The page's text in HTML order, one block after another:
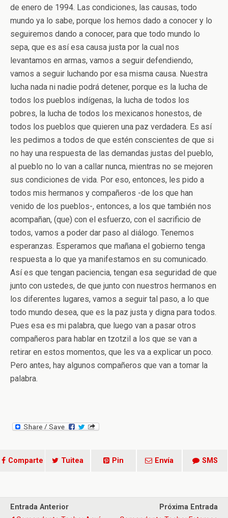
de enero de 1994. Las condiciones, las causas, todo
mundo ya lo sabe, porque los hemos dado a conocer y lo
seguiremos dando a conocer, para que todo mundo lo
sepa, que es así esa causa justa por la cual nos
levantamos en armas, vamos a seguir defendiendo,
vamos a seguir luchando por esa misma causa. Nuestra
lucha nada ni nadie podrá detener, porque es la lucha de
todos los pueblos indígenas, la lucha de todos los
pobres, la lucha de todos los mexicanos honestos, de
todos los pueblos que quieren una paz verdadera. Es así
les pedimos a todos de que estén conscientes de que si
no hay una respuesta de las demandas justas del pueblo,
al pueblo no lo van a callar nunca, mientras no se mejoren
sus condiciones de vida. Por eso, entonces, les pido a
todos mis hermanos y compañeros -de los que han
venido de los pueblos-, entonces, a los que también nos
acompañan, (que) con el esfuerzo, con el sacrificio de
todos, vamos a poder dar paso al diálogo. Tenemos
esperanzas. Esperamos que mañana el gobierno tenga
respuesta a lo que ya manifestamos en su comunicado.
Así es que tengan paciencia, tengan esa seguridad de que
junto con ustedes, de que junto con nuestros hermanos en
los diferentes lugares, vamos a seguir tal paso, a lo que
todo mundo desea, que es la paz justa y digna para todos.
Pues esa es mi palabra, que luego van a pasar otros
compañeros para hablar en tzotzil a los que se van a
retirar en estos momentos, que les va a explicar un poco.
Pero antes, hay algunos compañeros que van a tomar la
palabra.
Comparte Tuitea Pin Envía SMS
Entrada Anterior
Próxima Entrada